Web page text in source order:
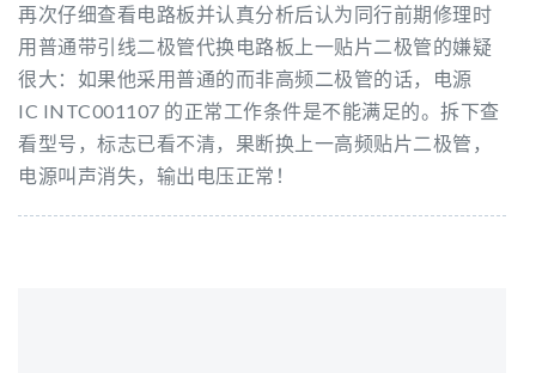
再次仔细查看电路板并认真分析后认为同行前期修理时
用普通带引线二极管代换电路板上一贴片二极管的嫌疑
很大：如果他采用普通的而非高频二极管的话，电源
IC INTC001107 的正常工作条件是不能满足的。拆下查
看型号，标志已看不清，果断换上一高频贴片二极管，
电源叫声消失，输出电压正常！